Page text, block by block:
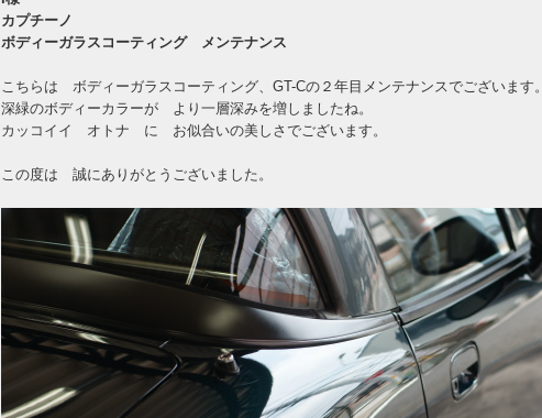
カプチーノ
ボディーガラスコーティング メンテナンス
こちらは ボディーガラスコーティング、GT-Cの２年目メンテナンスでございます。
深緑のボディーカラーが より一層深みを増しましたね。
カッコイイ オトナ に お似合いの美しさでございます。
この度は 誠にありがとうございました。